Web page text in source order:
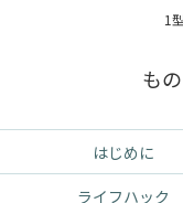
1
も
はじめに
ライフハック